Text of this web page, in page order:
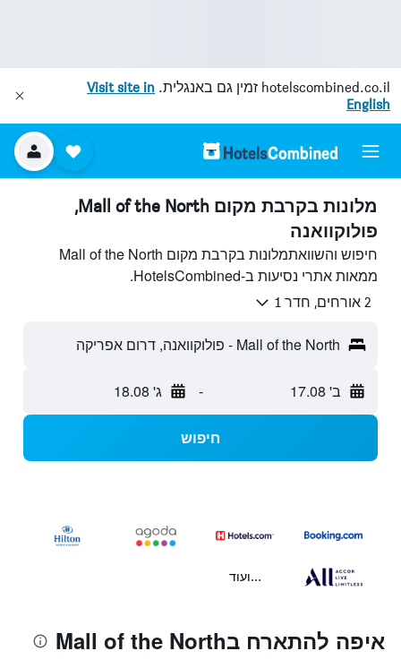
hotelscombined.co.il זמין גם באנגלית. Visit site in
English
מלונות בקרבת מקום Mall of the North,
פולוקוואנה
חיפוש והשוואתמלונות בקרבת מקום Mall of the North
ממאות אתרי נסיעות ב-HotelsCombined.
2 אורחים, חדר 1
Mall of the North - פולוקוואנה, דרום אפריקה
ב' 17.08 - ג' 18.08
חיפוש
...ועוד
איפה להתארח בMall of the North